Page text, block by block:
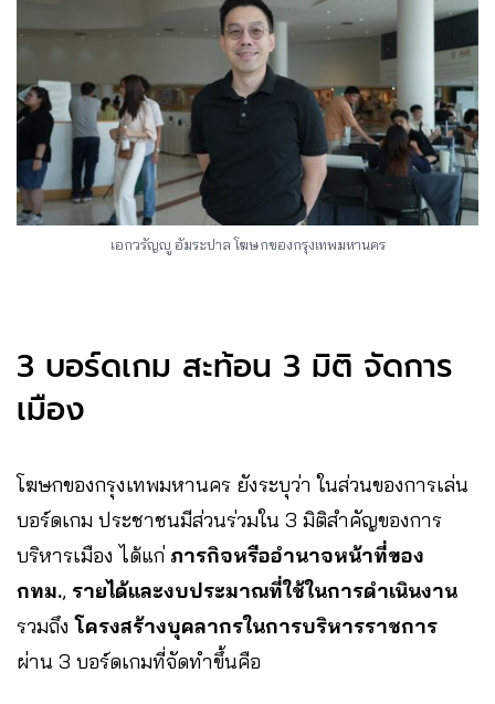
เอกวรัญญู อัมระปาล โฆษกของกรุงเทพมหานคร
3 บอร์ดเกม สะท้อน 3 มิติ จัดการ
เมือง
โฆษกของกรุงเทพมหานคร ยังระบุว่า ในส่วนของการเล่น
บอร์ดเกม ประชาชนมีส่วนร่วมใน 3 มิติสำคัญของการ
บริหารเมือง ได้แก่ ภารกิจหรืออำนาจหน้าที่ของ
กทม., รายได้และงบประมาณที่ใช้ในการดำเนินงาน
รวมถึงโครงสร้างบุคลากรในการบริหารราชการ
ผ่าน 3 บอร์ดเกมที่จัดทำขึ้นคือ